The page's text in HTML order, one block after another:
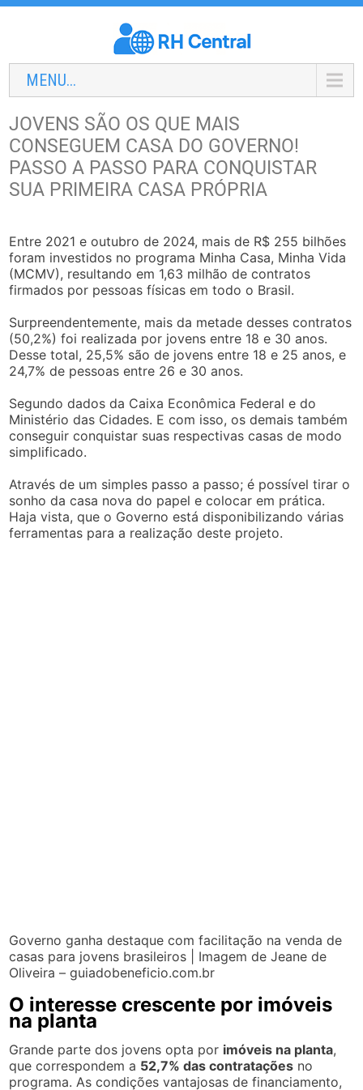
MENU...
JOVENS SÃO OS QUE MAIS
CONSEGUEM CASA DO GOVERNO!
PASSO A PASSO PARA CONQUISTAR
SUA PRIMEIRA CASA PRÓPRIA
Entre 2021 e outubro de 2024, mais de R$ 255 bilhões
foram investidos no programa Minha Casa, Minha Vida
(MCMV), resultando em 1,63 milhão de contratos
firmados por pessoas físicas em todo o Brasil.
Surpreendentemente, mais da metade desses contratos
(50,2%) foi realizada por jovens entre 18 e 30 anos.
Desse total, 25,5% são de jovens entre 18 e 25 anos, e
24,7% de pessoas entre 26 e 30 anos.
Segundo dados da Caixa Econômica Federal e do
Ministério das Cidades. E com isso, os demais também
conseguir conquistar suas respectivas casas de modo
simplificado.
Através de um simples passo a passo; é possível tirar o
sonho da casa nova do papel e colocar em prática.
Haja vista, que o Governo está disponibilizando várias
ferramentas para a realização deste projeto.
Governo ganha destaque com facilitação na venda de
casas para jovens brasileiros | Imagem de Jeane de
Oliveira – guiadobeneficio.com.br
O interesse crescente por imóveis
na planta
Grande parte dos jovens opta por imóveis na planta,
que correspondem a 52,7% das contratações no
programa. As condições vantajosas de financiamento,